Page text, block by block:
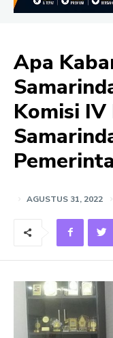
Apa
Komisi IV
AGUSTUS 31, 2022